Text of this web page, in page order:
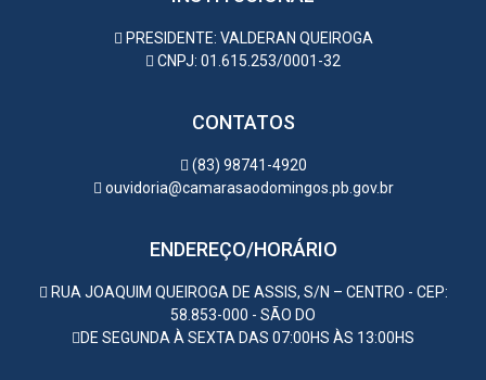
PRESIDENTE: VALDERAN QUEIROGA
CNPJ: 01.615.253/0001-32
CONTATOS
(83) 98741-4920
ouvidoria@camarasaodomingos.pb.gov.br
ENDEREÇO/HORÁRIO
RUA JOAQUIM QUEIROGA DE ASSIS, S/N – CENTRO - CEP:
58.853-000 - SÃO DO
DE SEGUNDA À SEXTA DAS 07:00HS ÀS 13:00HS